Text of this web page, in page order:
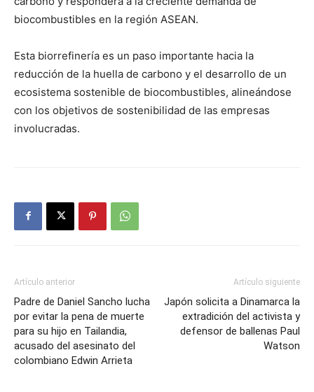
biocombustibles en la región ASEAN.
Esta biorrefinería es un paso importante hacia la
reducción de la huella de carbono y el desarrollo de un
ecosistema sostenible de biocombustibles, alineándose
con los objetivos de sostenibilidad de las empresas
involucradas.
Artículo anterior
Padre de Daniel Sancho lucha
por evitar la pena de muerte
para su hijo en Tailandia,
acusado del asesinato del
colombiano Edwin Arrieta
Artículo siguiente
Japón solicita a Dinamarca la
extradición del activista y
defensor de ballenas Paul
Watson